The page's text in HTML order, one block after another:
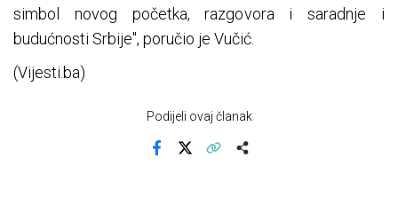
simbol novog početka, razgovora i saradnje i
budućnosti Srbije", poručio je Vučić.
(Vijesti.ba)
Podijeli ovaj članak